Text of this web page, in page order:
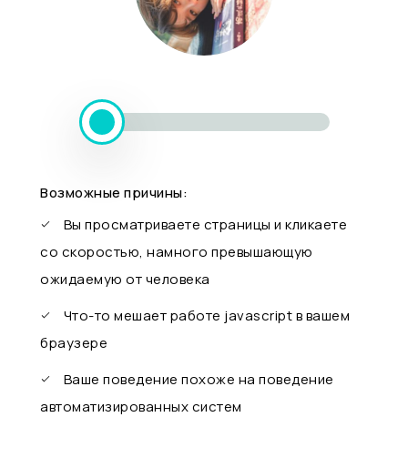
Возможные причины:
Вы просматриваете страницы и кликаете
со скоростью, намного превышающую
ожидаемую от человека
Что-то мешает работе javascript в вашем
браузере
Ваше поведение похоже на поведение
автоматизированных систем